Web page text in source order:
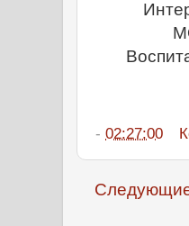
- 02:27:00